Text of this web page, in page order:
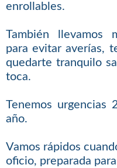
enrollables.
También llevamos
para evitar averías,
quedarte tranquilo
toca.
Tenemos urgencias
año.
Vamos rápidos
oficio, preparada